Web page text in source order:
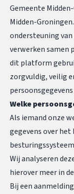
Gemeente
Midden-
ondersteuning van
verwerken samen
dit platform
zorgvuldig, veilig
Welke
Als iemand onze
gegevens over het
Wij analyseren
hierover meer in
Bij een